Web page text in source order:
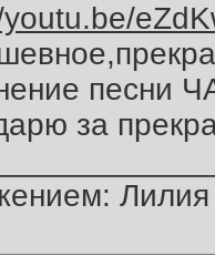
песни
за